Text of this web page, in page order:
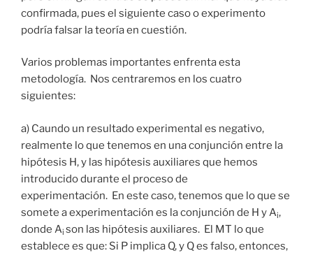
confirmada, pues el siguiente caso o experimento
podría falsar la teoría en cuestión.
Varios problemas importantes enfrenta esta
metodología. Nos centraremos en los cuatro
siguientes:
a) Caundo un resultado experimental es negativo,
realmente lo que tenemos en una conjunción entre la
hipótesis H, y las hipótesis auxiliares que hemos
introducido durante el proceso de
experimentación. En este caso, tenemos que lo que se
somete a experimentación es la conjunción de H y Ai,
donde Ai son las hipótesis auxiliares. El MT lo que
establece es que: Si P implica Q, y Q es falso, entonces,